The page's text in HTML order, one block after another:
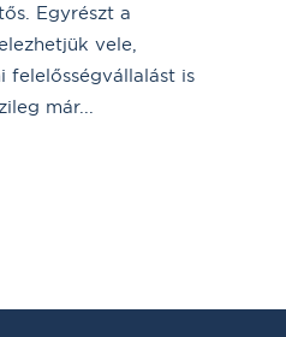
Egyrészt a
vele,
felelősségvállalást is
már...